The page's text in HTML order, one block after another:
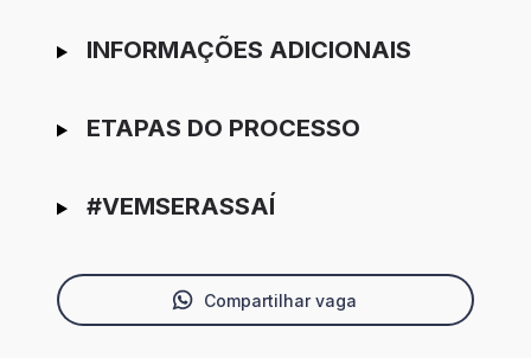
INFORMAÇÕES ADICIONAIS
ETAPAS DO PROCESSO
#VEMSERASSAÍ
Compartilhar vaga